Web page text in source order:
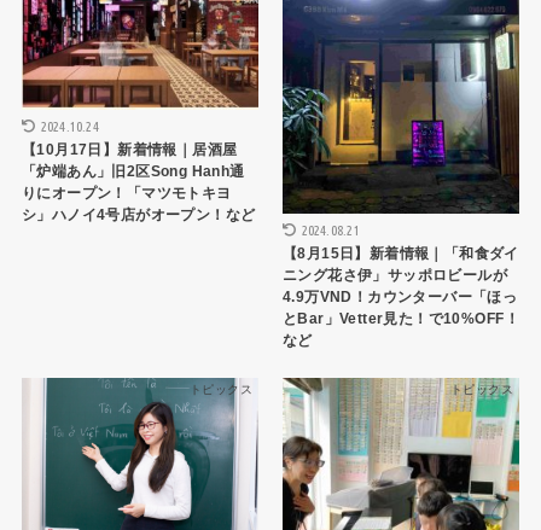
2024.10.24
【10月17日】新着情報｜居酒屋
「炉端あん」旧2区Song Hanh通
りにオープン！「マツモトキヨ
シ」ハノイ4号店がオープン！など
2024.08.21
【8月15日】新着情報｜「和食ダイ
ニング花さ伊」サッポロビールが
4.9万VND！カウンターバー「ほっ
とBar」Vetter見た！で10%OFF！
など
トピックス トピックス